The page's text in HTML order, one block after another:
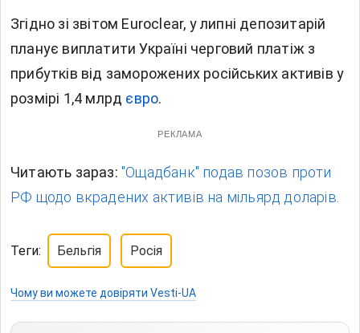
Згідно зі звітом Euroclear, у липні депозитарій
планує виплатити Україні черговий платіж з
прибутків від заморожених російських активів у
розмірі 1,4 млрд євро.
РЕКЛАМА
Читають зараз: "Ощадбанк" подав позов проти
РФ щодо вкрадених активів на мільярд доларів.
Теги: Бельгія Росія
Чому ви можете довіряти Vesti-UA